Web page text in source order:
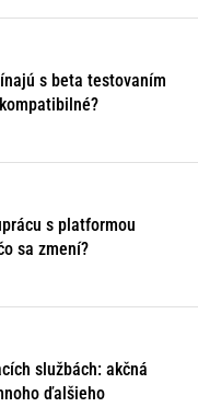
s beta testovaním
s platformou
sa zmení?
službách: akčná
ďalšieho